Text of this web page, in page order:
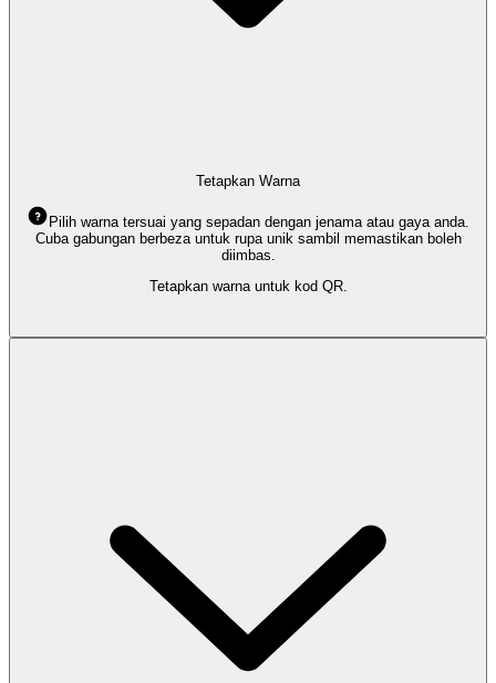
Tetapkan Warna
Pilih warna tersuai yang sepadan dengan jenama atau gaya anda.
Cuba gabungan berbeza untuk rupa unik sambil memastikan boleh
diimbas.
Tetapkan warna untuk kod QR.